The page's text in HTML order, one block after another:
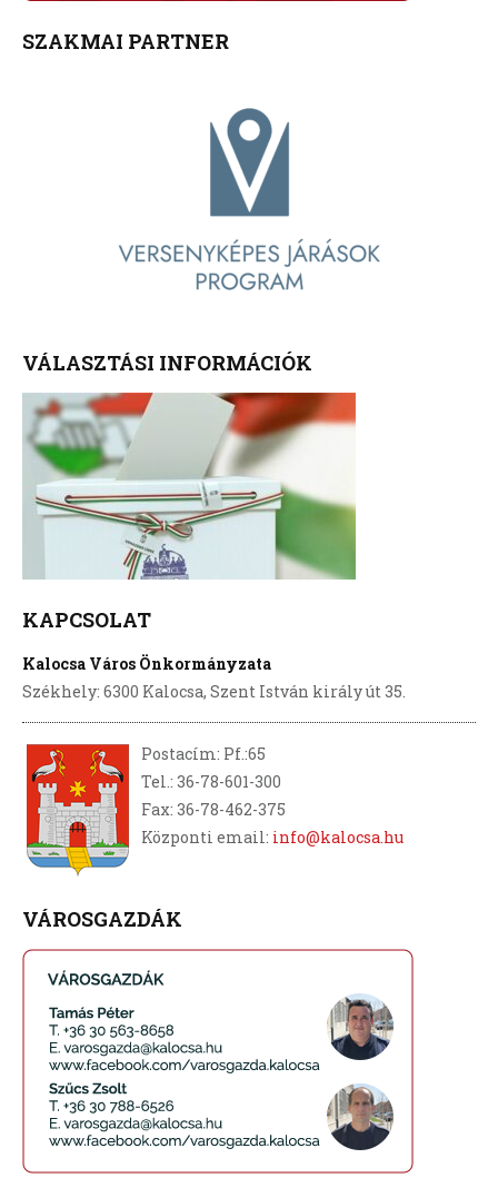
SZAKMAI PARTNER
VÁLASZTÁSI INFORMÁCIÓK
KAPCSOLAT
Kalocsa Város Önkormányzata
Székhely: 6300 Kalocsa, Szent István király út 35.
Postacím: Pf.:65
Tel.: 36-78-601-300
Fax: 36-78-462-375
Központi email: info@kalocsa.hu
VÁROSGAZDÁK